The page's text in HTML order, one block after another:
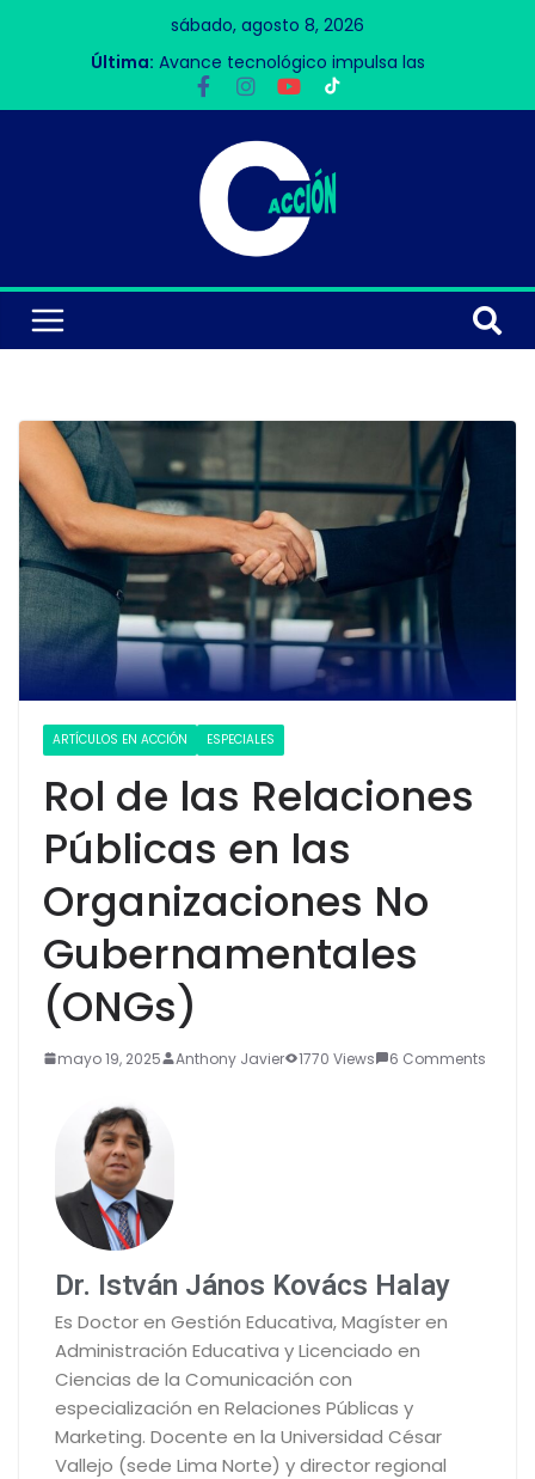
sábado, agosto 8, 2026
Última: Avance tecnológico impulsa las
redes 6G
Accidente aéreo en Nasca deja 13
víctimas mortales
Contigo, Perú
La Velada VI rompe récords
ARTÍCULOS EN ACCIÓN ESPECIALES
Rol de las Relaciones
Públicas en las
Organizaciones No
Gubernamentales
(ONGs)
mayo 19, 2025 Anthony Javier 1770 Views 6 Comments
Dr. István János Kovács Halay
Es Doctor en Gestión Educativa, Magíster en
Administración Educativa y Licenciado en
Ciencias de la Comunicación con
especialización en Relaciones Públicas y
Marketing. Docente en la Universidad César
Vallejo (sede Lima Norte) y director regional